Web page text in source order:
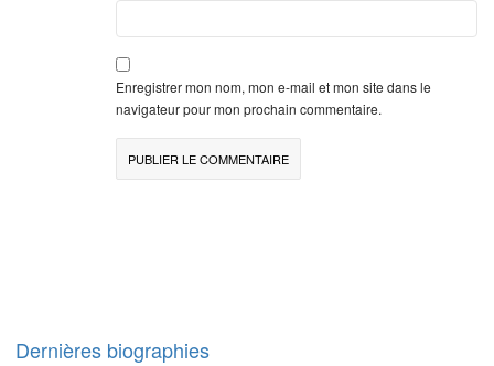
Enregistrer mon nom, mon e-mail et mon site dans le
navigateur pour mon prochain commentaire.
Dernières biographies